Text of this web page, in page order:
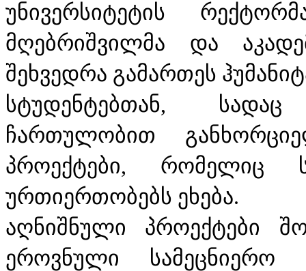
უნივერსიტეტის
მღებრიშვილმა და
შეხვედრა გამართეს
სტუდენტებთან,
ჩართულობით
პროექტები, რომელიც
ურთიერთობებს ეხება.
აღნიშნული პროექტები
ეროვნული